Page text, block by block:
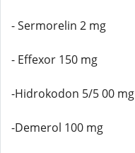
- Sermorelin 2 mg
- Effexor 150 mg
-Hidrokodon 5/5 00 mg
-Demerol 100 mg